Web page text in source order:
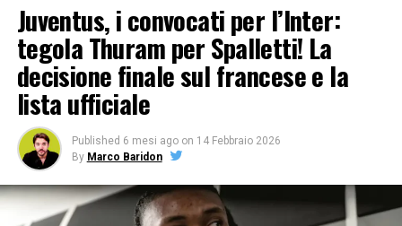
Juventus, i convocati per l’Inter:
tegola Thuram per Spalletti! La
decisione finale sul francese e la
lista ufficiale
Published 6 mesi ago on 14 Febbraio 2026
By Marco Baridon